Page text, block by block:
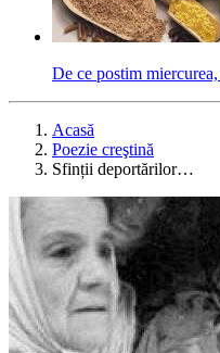
De ce postim
Acasă
Poezie creştină
Sfinții deportărilor…